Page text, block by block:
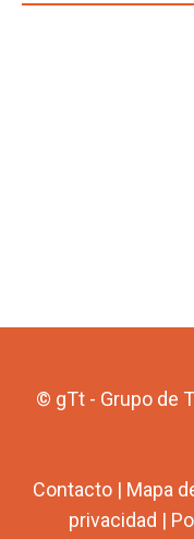
© gTt - Grupo de
Contacto | Mapa
privacidad |